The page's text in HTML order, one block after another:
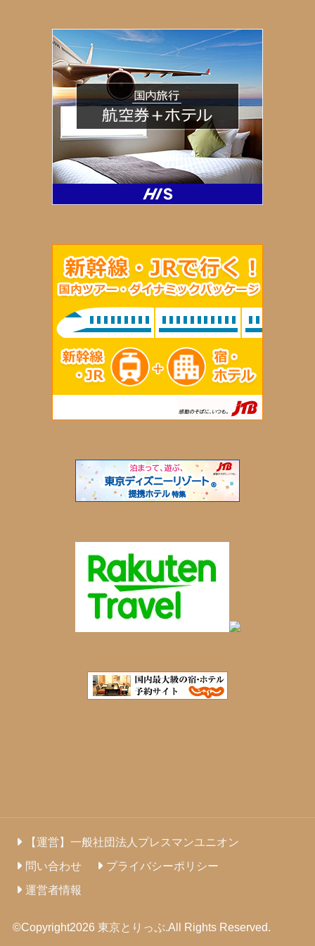
【運営】一般社団法人プレスマンユニオン
問い合わせ
プライバシーポリシー
運営者情報
©Copyright2026 東京とりっぷ.All Rights Reserved.